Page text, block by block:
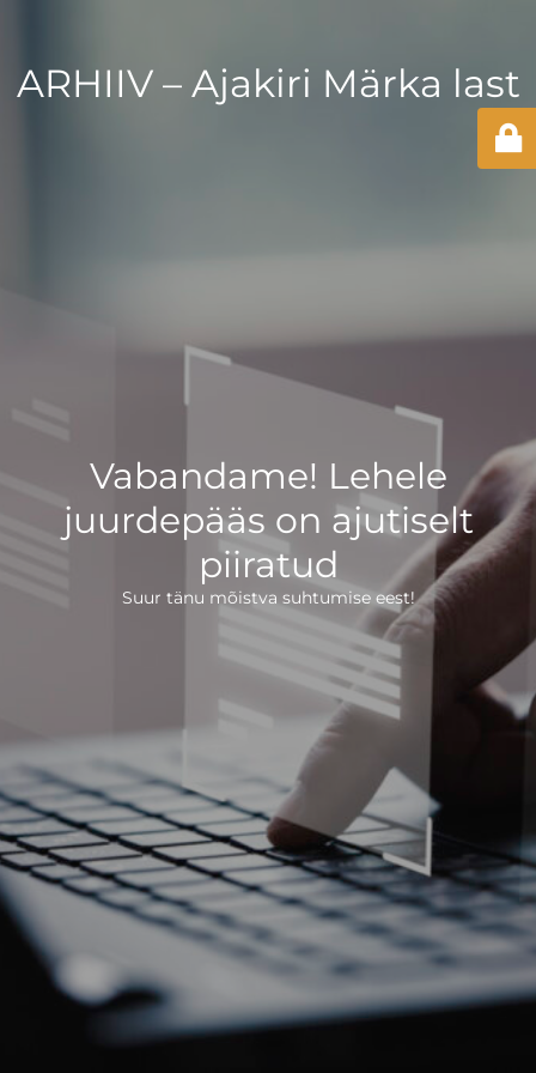
ARHIIV – Ajakiri Märka last
Vabandame! Lehele
juurdepääs on ajutiselt
piiratud
Suur tänu mõistva suhtumise eest!